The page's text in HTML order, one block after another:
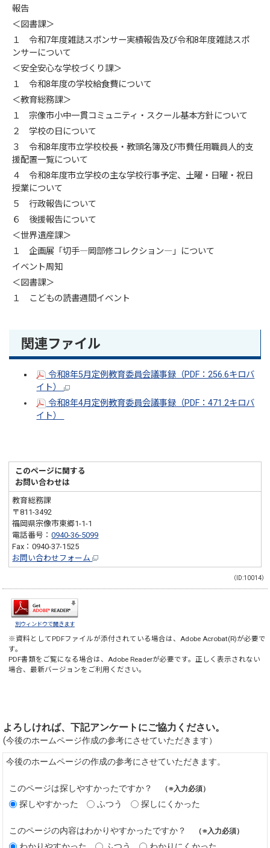
報告
＜図書課＞
１ 令和7年度雑誌スポンサー実績報告及び令和8年度雑誌スポ
ンサーについて
＜安全安心な学校づくり課＞
１ 令和8年度の学校給食費について
＜教育総務課＞
１ 宗像市小中一貫コミュニティ・スクール基本方針について
２ 学校の日について
３ 令和8年度市立学校校長・教頭名簿及び市費任用職員人的支
援配置一覧について
４ 令和8年度市立学校の主な学校行事予定、土曜・日曜・祝日
授業について
５ 行政報告について
６ 後援報告について
＜世界遺産課＞
１ 企画展「切手―岡部修コレクション―」について
イベント周知
＜図書課＞
１ こどもの読書週間イベント
関連ファイル
令和8年5月定例教育委員会議事録（PDF：256.6キロバ
イト）
令和8年4月定例教育委員会議事録（PDF：471.2キロバ
イト）
このページに関する
お問い合わせは
教育総務課
〒811-3492
福岡県宗像市東郷1-1-1
電話番号：0940-36-5099
Fax：0940-37-1525
お問い合わせフォーム
（ID:10014）
別ウィンドウで開きます
※資料としてPDFファイルが添付されている場合は、Adobe Acrobat(R)が必要で
す。
PDF書類をご覧になる場合は、Adobe Readerが必要です。正しく表示されない
場合、最新バージョンをご利用ください。